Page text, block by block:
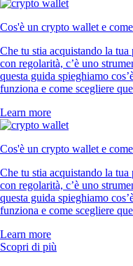
Cos'è un crypto wallet e
Che tu stia acquistando la
con regolarità, c’è uno
questa guida spieghiamo
funziona e come scegliere
Learn more
Cos'è un crypto wallet e
Che tu stia acquistando la
con regolarità, c’è uno
questa guida spieghiamo
funziona e come scegliere
Learn more
Scopri di più